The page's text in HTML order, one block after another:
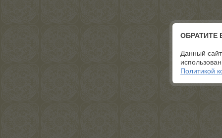
ОБРАТИТЕ
Данный
Политикой